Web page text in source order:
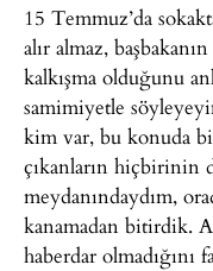
15 Temmuz’da
alır almaz,
kalkışma olduğunu
samimiyetle
kim var, bu konuda
çıkanların
meydanındaydım,
kanamadan bitirdik.
haberdar olmadığını